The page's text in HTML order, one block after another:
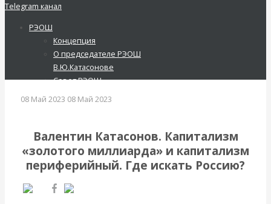
Telegram канал
РЭОШ
Концепция
О председателе РЭОШ
В.Ю.Катасонове
Совет РЭОШ
О С.Ф.Шарапове
Контакты
Библиотека
Библиотека классической
русской мысли
Русское экономическое общество
имени С.Ф.Шарапова
Вернуться назад
08 Май 2023 08 Май 2023
Валентин Катасонов. Капитализм
«золотого миллиарда» и капитализм
периферийный. Где искать Россию?